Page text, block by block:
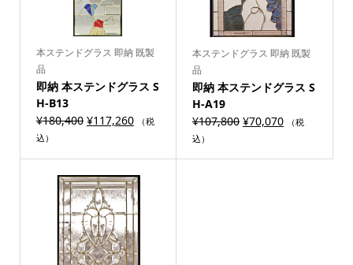
本ステンドグラス 即納 既製
品
即納 本ステンドグラス S
H-B13
¥180,400 ¥117,260
（税
込）
本ステンドグラス 即納 既製
品
即納 本ステンドグラス S
H-A19
¥107,800 ¥70,070
（税
込）